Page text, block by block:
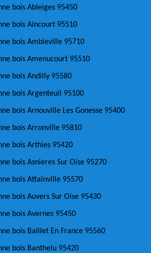
bois Ableiges 95450
bois Aincourt 95510
bois Ambleville 95710
bois Amenucourt 95510
bois Andilly 95580
bois Argenteuil 95100
bois Arnouville Les Gonesse 95400
bois Arronville 95810
bois Arthies 95420
bois Asnieres Sur Oise 95270
bois Attainville 95570
bois Auvers Sur Oise 95430
bois Avernes 95450
bois Baillet En France 95560
bois Banthelu 95420